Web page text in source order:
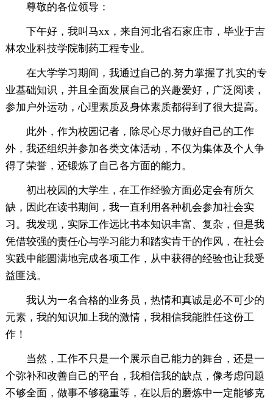
尊敬的各位领导：
下午好，我叫马xx，来自河北省石家庄市，毕业于吉
林农业科技学院制药工程专业。
在大学学习期间，我通过自己的.努力掌握了扎实的专
业基础知识，并且全面发展自己的兴趣爱好，广泛阅读，
参加户外运动，心理素质及身体素质都得到了很大提高。
此外，作为校园记者，除尽心尽力做好自己的工作
外，我还组织并参加各类文体活动，不仅为集体及个人争
得了荣誉，还锻炼了自己各方面的能力。
初出校园的大学生，在工作经验方面必定会有所欠
缺，因此在读书期间，我一直利用各种机会参加社会实
习。我发现，实际工作远比书本知识丰富、复杂，但是我
凭借较强的责任心与学习能力和踏实肯干的作风，在社会
实践中能圆满地完成各项工作，从中获得的经验也让我受
益匪浅。
我认为一名合格的业务员，热情和真诚是必不可少的
元素，我的知识加上我的激情，我相信我能胜任这份工
作！
当然，工作不只是一个展示自己能力的舞台，还是一
个弥补和改善自己的平台，我相信我的缺点，像考虑问题
不够全面，做事不够稳重等，在以后的磨炼中一定能够克